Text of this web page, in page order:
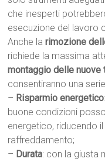
che inesperti
esecuzione del lavoro
Anche larimozione
richiede la massima
montaggio delle
consentiranno una
– Risparmio energetico
buone condizioni
energetico, riducendo
raffreddamento;
– Durata: con la giusta